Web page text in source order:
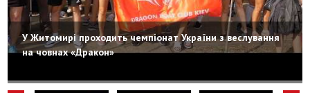
У Житомирі проходить чемпіонат України з веслування
на човнах «Дракон»